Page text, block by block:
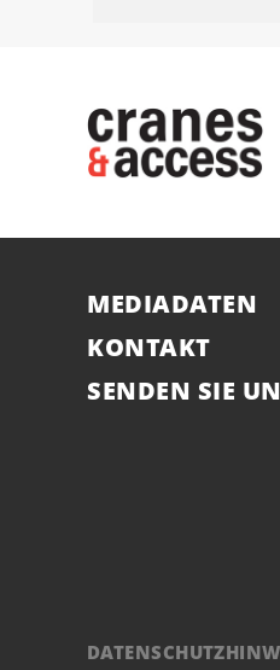
MEDIADATEN
KONTAKT
SENDEN SIE